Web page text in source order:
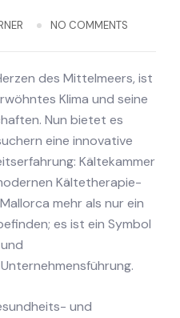
NO COMMENTS
des Mittelmeers, ist
Klima und seine
Nun bietet es
eine innovative
Kältekammer
Kältetherapie-
mehr als nur ein
es ist ein Symbol
und